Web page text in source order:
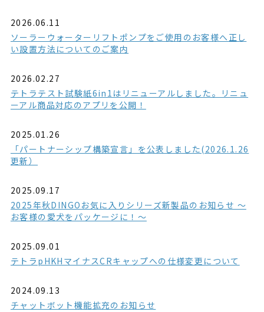
2026.06.11
ソーラーウォーターリフトポンプをご使用のお客様へ正し
い設置方法についてのご案内
2026.02.27
テトラテスト試験紙6in1はリニューアルしました。リニュ
ーアル商品対応のアプリを公開！
2025.01.26
「パートナーシップ構築宣言」を公表しました(2026.1.26
更新）
2025.09.17
2025年秋DINGOお気に入りシリーズ新製品のお知らせ ～
お客様の愛犬をパッケージに！～
2025.09.01
テトラpHKHマイナスCRキャップへの仕様変更について
2024.09.13
チャットボット機能拡充のお知らせ